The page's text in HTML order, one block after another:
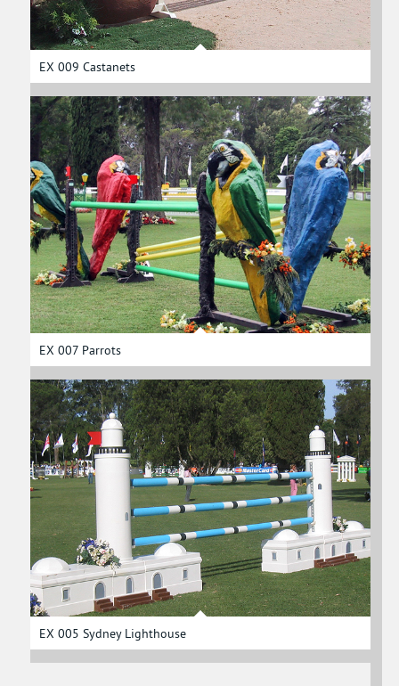
EX 009 Castanets
EX 007 Parrots
EX 005 Sydney Lighthouse